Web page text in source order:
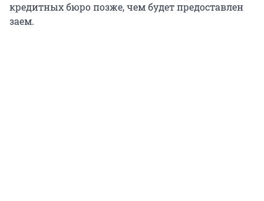
кредитных бюро позже, чем будет предоставлен
заем.